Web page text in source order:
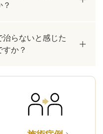
らないと感じた
か？